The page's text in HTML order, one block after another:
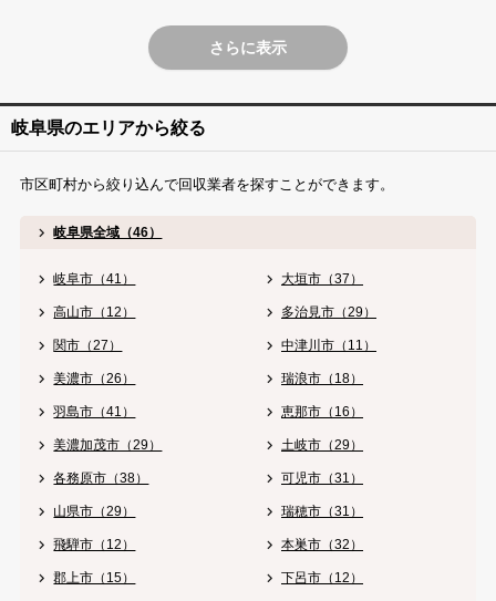
さらに表示
岐阜県のエリアから絞る
市区町村から絞り込んで回収業者を探すことができます。
岐阜県全域（46）
岐阜市（41） 大垣市（37）
高山市（12） 多治見市（29）
関市（27） 中津川市（11）
美濃市（26） 瑞浪市（18）
羽島市（41） 恵那市（16）
美濃加茂市（29） 土岐市（29）
各務原市（38） 可児市（31）
山県市（29） 瑞穂市（31）
飛騨市（12） 本巣市（32）
郡上市（15） 下呂市（12）